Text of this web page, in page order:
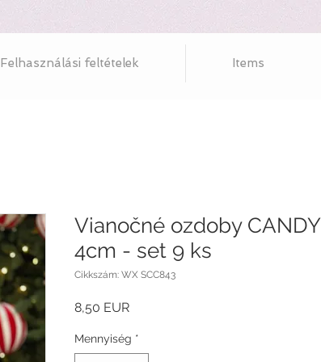
Felhasználási feltételek Items
Vianočné ozdoby CANDY
4cm - set 9 ks
Cikkszám: WX SCC843
8,50 EURÁr
Mennyiség *